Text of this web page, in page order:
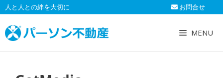
コ
ン
テ
ン
人と人との絆を大切に お問合せ
MENU